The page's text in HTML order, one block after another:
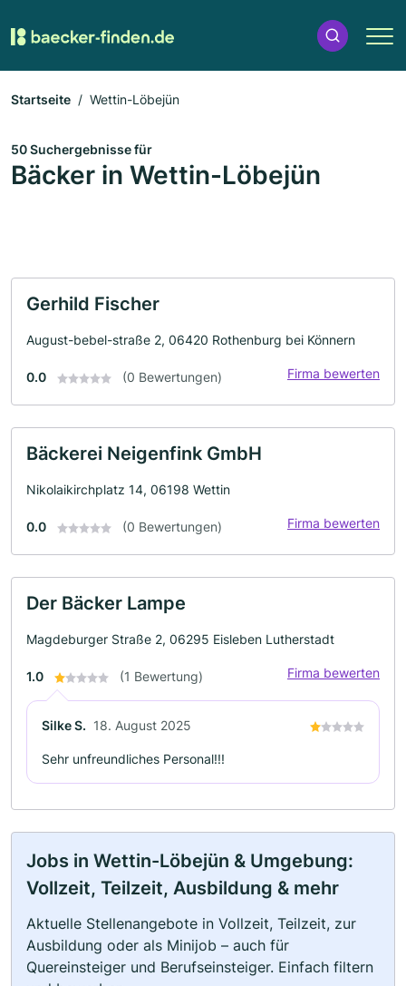
Startseite Wettin-Löbejün
50 Suchergebnisse für
Bäcker in Wettin-Löbejün
Gerhild Fischer
August-bebel-straße 2, 06420 Rothenburg bei Könnern
0.0 (0 Bewertungen) Firma bewerten
Bäckerei Neigenfink GmbH
Nikolaikirchplatz 14, 06198 Wettin
0.0 (0 Bewertungen) Firma bewerten
Der Bäcker Lampe
Magdeburger Straße 2, 06295 Eisleben Lutherstadt
1.0 (1 Bewertung) Firma bewerten
Silke S. 18. August 2025
Sehr unfreundliches Personal!!!
Jobs in Wettin-Löbejün & Umgebung:
Vollzeit, Teilzeit, Ausbildung & mehr
Aktuelle Stellenangebote in Vollzeit, Teilzeit, zur
Ausbildung oder als Minijob – auch für
Quereinsteiger und Berufseinsteiger. Einfach filtern